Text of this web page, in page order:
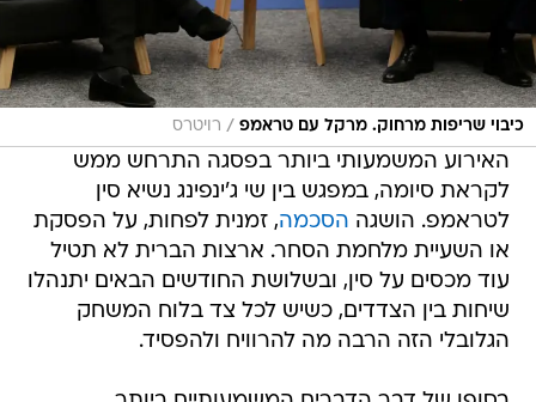
כיבוי שריפות מרחוק. מרקל עם טראמפ / רויטרס
האירוע המשמעותי ביותר בפסגה התרחש ממש
לקראת סיומה, במפגש בין שי ג'ינפינג נשיא סין
לטראמפ. הושגה הסכמה, זמנית לפחות, על הפסקת
או השעיית מלחמת הסחר. ארצות הברית לא תטיל
עוד מכסים על סין, ובשלושת החודשים הבאים יתנהלו
שיחות בין הצדדים, כשיש לכל צד בלוח המשחק
הגלובלי הזה הרבה מה להרוויח ולהפסיד.